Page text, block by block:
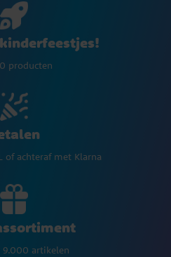
producten
of achteraf met Klarna
9.000 artikelen